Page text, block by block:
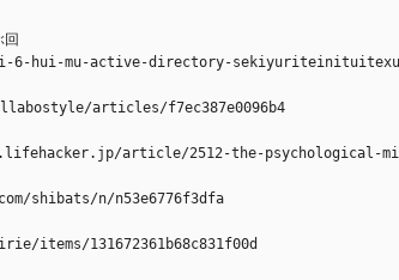
6-hui-mu-active-directory-
collabostyle/articles/f7ec387e0096b4
www.lifehacker.jp/article/2512-the-
shibats/n/n53e6776f3dfa
items/131672361b68c831f00d